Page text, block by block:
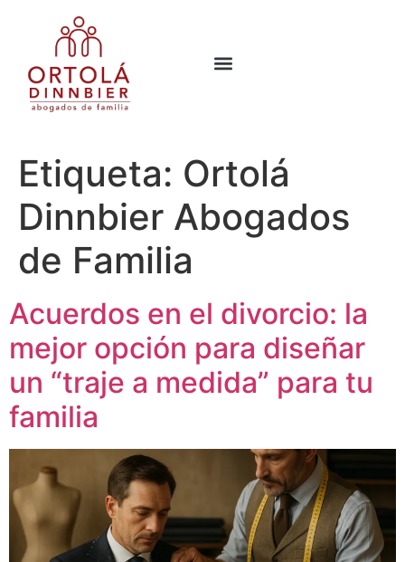
Etiqueta: Ortolá
Dinnbier Abogados
de Familia
Acuerdos en el divorcio: la
mejor opción para diseñar
un “traje a medida” para tu
familia